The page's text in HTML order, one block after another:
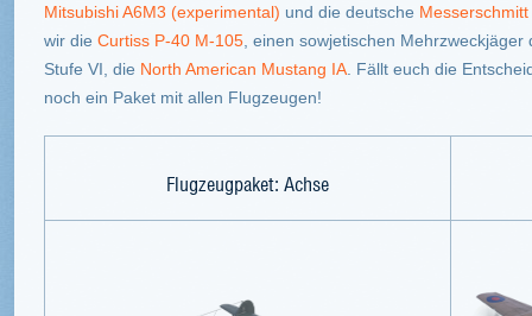
Mitsubishi A6M3 (experimental) und die deutsche
wir die Curtiss P-40 M-105 , einen sowjetischen
Stufe VI, die North American Mustang IA . Fällt euch die
noch ein Paket mit allen Flugzeugen!
Flugzeugpaket: Achse